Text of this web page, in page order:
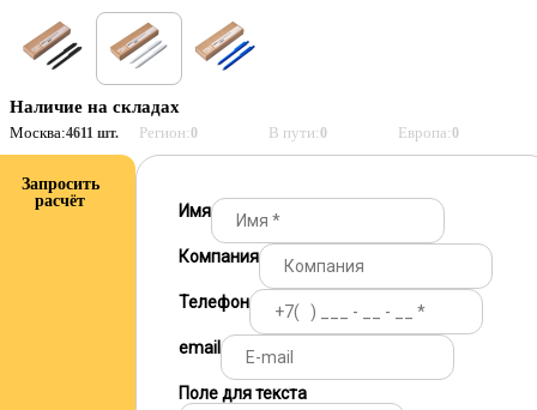
Наличие на складах
Москва:4611 шт. Регион:0 В пути:0 Европа:0
Запросить
расчёт
Имя
Компания
Телефон
email
Поле для текста